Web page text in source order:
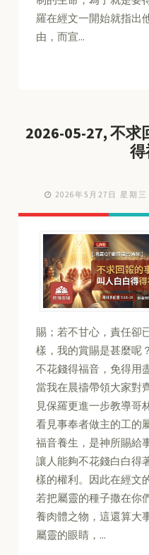
羅在經文一開始就指出
由，而宣...
2026-05-27, 不求
2026年5月27日 星期三
賜；若不甘心，責任卻
樣，我的賞賜是甚麼呢
不花錢得福音，免得用
當我在晨禱帶領大家對
見保羅更進一步教導哥
看見事奉者做主的工的
福音養生，是神所賜給
讓人能夠不花錢白白得
樣的權利。因此在經文
若把屬靈的種子撒在你
養肉體之物，這還算大
屬靈的眼睛，...